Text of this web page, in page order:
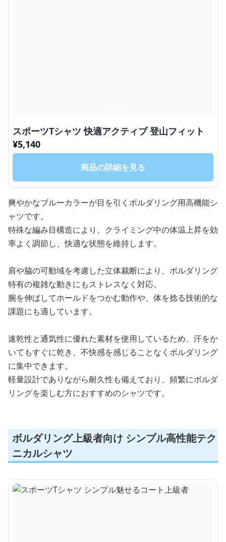
スポーツTシャツ 快適アクティブ 登山フィット
¥5,140
商品の詳細を見る
爽やかなブルーカラーが目を引くボルダリング用高機能シ
ャツです。
特殊な編み目構造により、クライミング中の体温上昇を効
率よく調節し、快適な状態を維持します。
肩や脇の可動域を考慮した立体裁断により、ボルダリング
特有の複雑な動きにもストレスなく対応。
腕を伸ばしてホールドをつかむ動作や、体を捻る技術的な
課題にも適しています。
速乾性と通気性に優れた素材を使用しているため、汗をか
いてもすぐに乾き、不快感を感じることなくボルダリング
に集中できます。
軽量設計でありながら耐久性も備えており、頻繁にボルダ
リングを楽しむ方におすすめのシャツです。
ボルダリング上級者向け シンプル高性能テク
ニカルシャツ